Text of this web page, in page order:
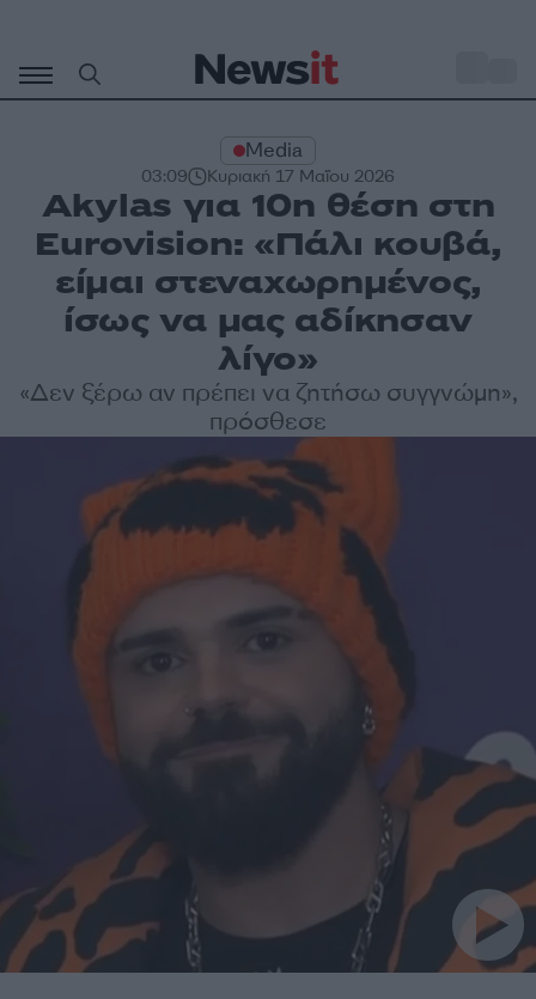
περιεχόμενο
Media
03:09 Κυριακή 17 Μαΐου 2026
Akylas για 10η θέση στη
Eurovision: «Πάλι κουβά,
είμαι στεναχωρημένος,
ίσως να μας αδίκησαν
λίγο»
«Δεν ξέρω αν πρέπει να ζητήσω συγγνώμη»,
πρόσθεσε